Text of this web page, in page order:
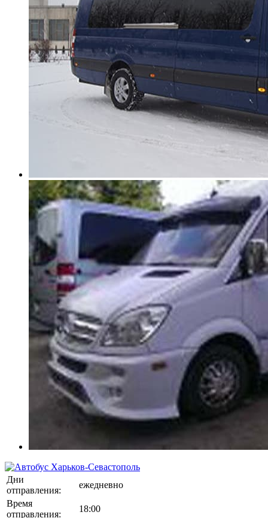
Дни
отправления:
ежедневно
Время
отправления:
18:00